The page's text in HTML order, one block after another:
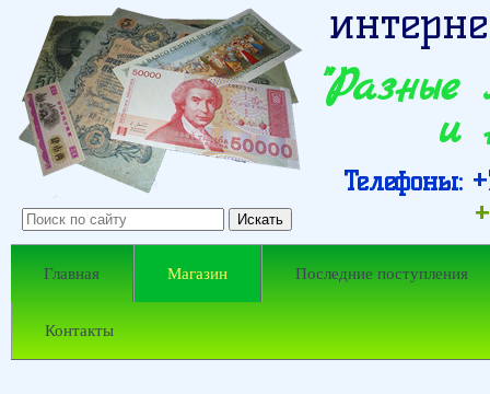
и
Телефоны:
Главная Магазин Последние поступления
Контакты